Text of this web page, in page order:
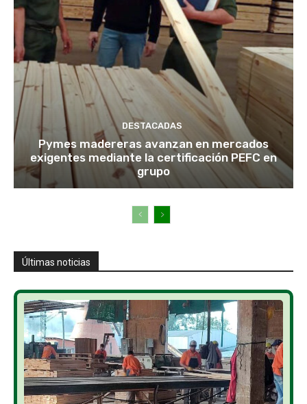
DESTACADAS
Pymes madereras avanzan en mercados
exigentes mediante la certificación PEFC en
grupo
Últimas noticias